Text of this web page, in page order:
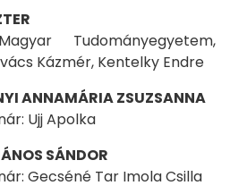
Tudományegyetem,
Kázmér, Kentelky Endre
ANNAMÁRIA ZSUZSANNA
Ujj Apolka
SÁNDOR
Gecséné Tar Imola Csilla